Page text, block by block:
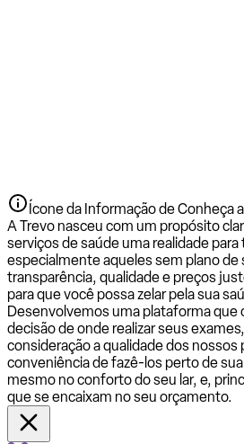
Ícone da Informação de Conheça
A Trevo nasceu com um propósito
serviços de saúde uma realidade para
especialmente aqueles sem plano
transparência, qualidade e preços
para que você possa zelar pela sua
Desenvolvemos uma plataforma que
decisão de onde realizar seus
consideração a qualidade dos nossos
conveniência de fazê-los perto de
mesmo no conforto do seu lar, e,
que se encaixam no seu orçamento.